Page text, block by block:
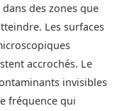
des zones que
Les surfaces
accrochés. Le
invisibles
fréquence qui